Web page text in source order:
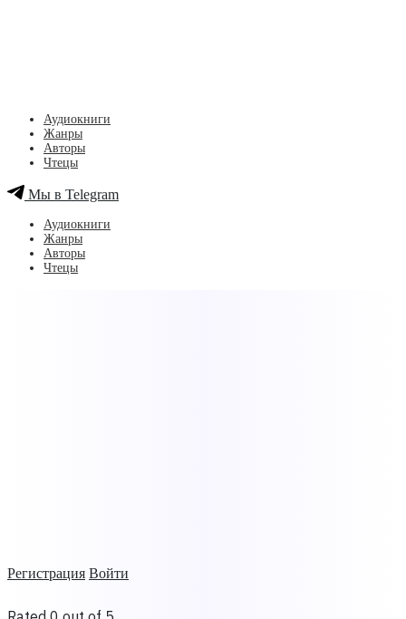
Регистрация Войти
Аудиокниги
Жанры
Авторы
Чтецы
Мы в Telegram
Аудиокниги
Жанры
Авторы
Чтецы